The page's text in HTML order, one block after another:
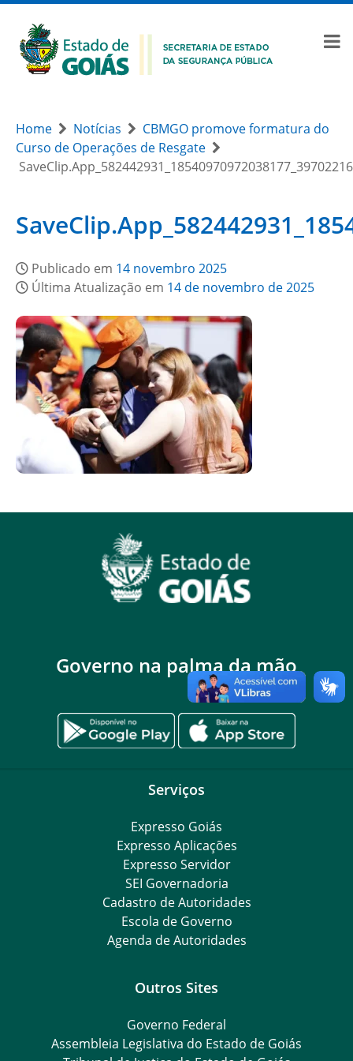
Home Notícias
CBMGO promove formatura do
Curso de Operações de Resgate
Publicado em 14 novembro 2025
Última Atualização em 14 de novembro de 2025
Governo na palma da mão
Serviços
Expresso Goiás
Expresso Aplicações
Expresso Servidor
SEI Governadoria
Cadastro de Autoridades
Escola de Governo
Agenda de Autoridades
Outros Sites
Governo Federal
Assembleia Legislativa do Estado de Goiás